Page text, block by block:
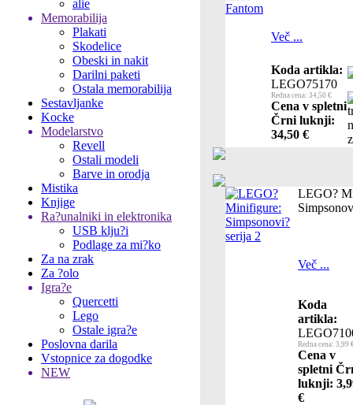
alie
Memorabilija
Plakati
Skodelice
Obeski in nakit
Darilni paketi
Ostala memorabilija
Sestavljanke
Kocke
Modelarstvo
Revell
Ostali modeli
Barve in orodja
Mistika
Knjige
Ra?unalniki in elektronika
USB klju?i
Podlage za mi?ko
Za na zrak
Za ?olo
Igra?e
Quercetti
Lego
Ostale igra?e
Poslovna darila
Vstopnice za dogodke
NEW
Več ...
Koda artikla:
LEGO75170
Redna cena: 34,50 €
Cena v spletni
Črni luknji:
34,50 €
LEGO?
Več ...
Koda
artikla:
Redna cena: 3,99
Cena v
spletni
luknji:
€